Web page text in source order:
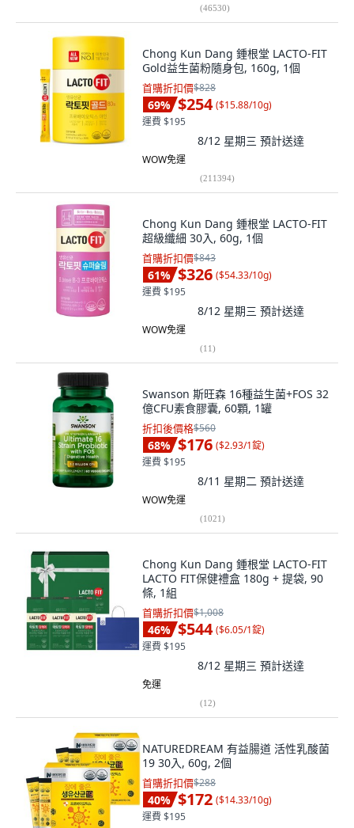
(46530)
Chong Kun Dang 鍾根堂 LACTO-FIT
Gold益生菌粉隨身包, 160g, 1個
首購折扣價$828
69% $254 ($15.88/10g)
運費 $195
8/12 星期三 預計送達
WOW免運
(211394)
Chong Kun Dang 鍾根堂 LACTO-FIT
超級纖細 30入, 60g, 1個
首購折扣價$843
61% $326 ($54.33/10g)
運費 $195
8/12 星期三 預計送達
WOW免運
(11)
Swanson 斯旺森 16種益生菌+FOS 32
億CFU素食膠囊, 60顆, 1罐
折扣後價格$560
68% $176 ($2.93/1錠)
運費 $195
8/11 星期二 預計送達
WOW免運
(1021)
Chong Kun Dang 鍾根堂 LACTO-FIT
LACTO FIT保健禮盒 180g + 提袋, 90
條, 1組
首購折扣價$1,008
46% $544 ($6.05/1錠)
運費 $195
8/12 星期三 預計送達
免運
(12)
NATUREDREAM 有益腸道 活性乳酸菌
19 30入, 60g, 2個
首購折扣價$288
40% $172 ($14.33/10g)
運費 $195